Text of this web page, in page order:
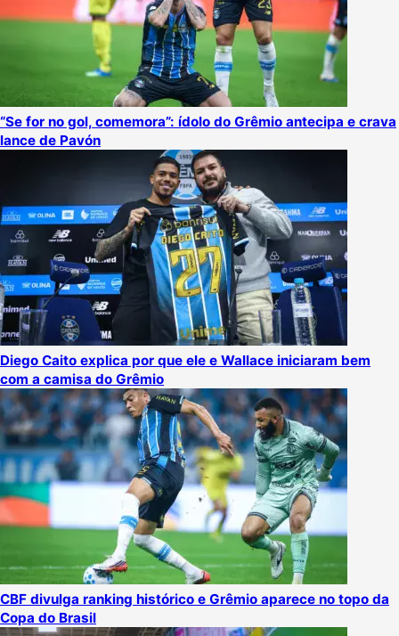
“Se for no gol, comemora”: ídolo do Grêmio antecipa e crava
lance de Pavón
Diego Caito explica por que ele e Wallace iniciaram bem
com a camisa do Grêmio
CBF divulga ranking histórico e Grêmio aparece no topo da
Copa do Brasil